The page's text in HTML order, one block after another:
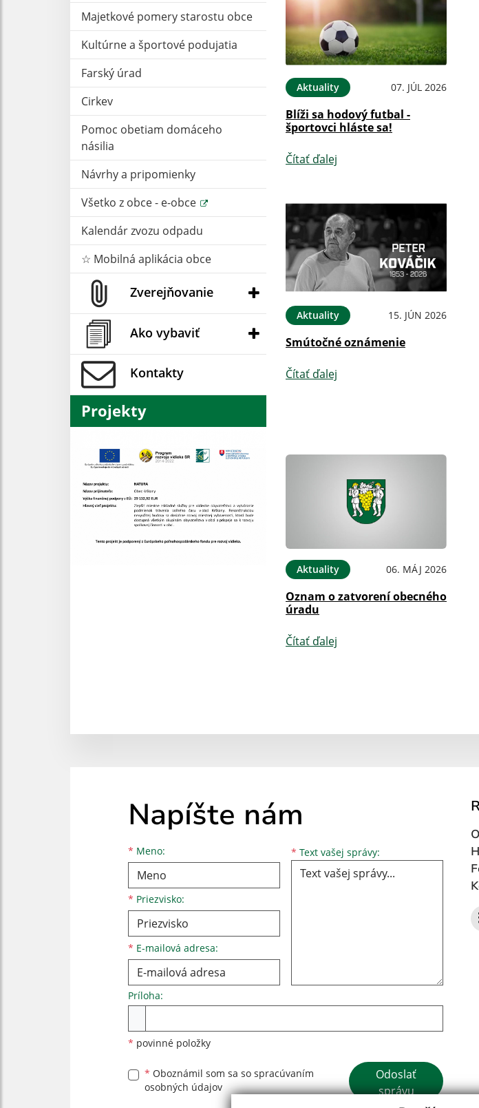
Majetkové pomery starostu obce
Kultúrne a športové podujatia
Farský úrad
Cirkev
Pomoc obetiam domáceho
násilia
Návrhy a pripomienky
Všetko z obce - e-obce
Kalendár zvozu odpadu
☆ Mobilná aplikácia obce
Zverejňovanie
Ako vybaviť
Kontakty
Projekty
Aktuality 07. JÚL 2026
Blíži sa hodový futbal -
športovci hláste sa!
Čítať ďalej
Aktuality 15. JÚN 2026
Smútočné oznámenie
Čítať ďalej
Aktuality 06. MÁJ 2026
Oznam o zatvorení obecného
úradu
Čítať ďalej
Napíšte nám
* Meno:
Meno
* Priezvisko:
Priezvisko
* E-mailová adresa:
E-mailová adresa * Text vašej správy: Text vašej správy...
Príloha:
* povinné položky
* Oboznámil som sa so spracúvaním
osobných údajov
Google reCaptcha
Odoslať
správu